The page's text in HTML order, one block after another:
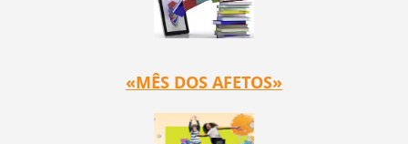
«MÊS DOS AFETOS»